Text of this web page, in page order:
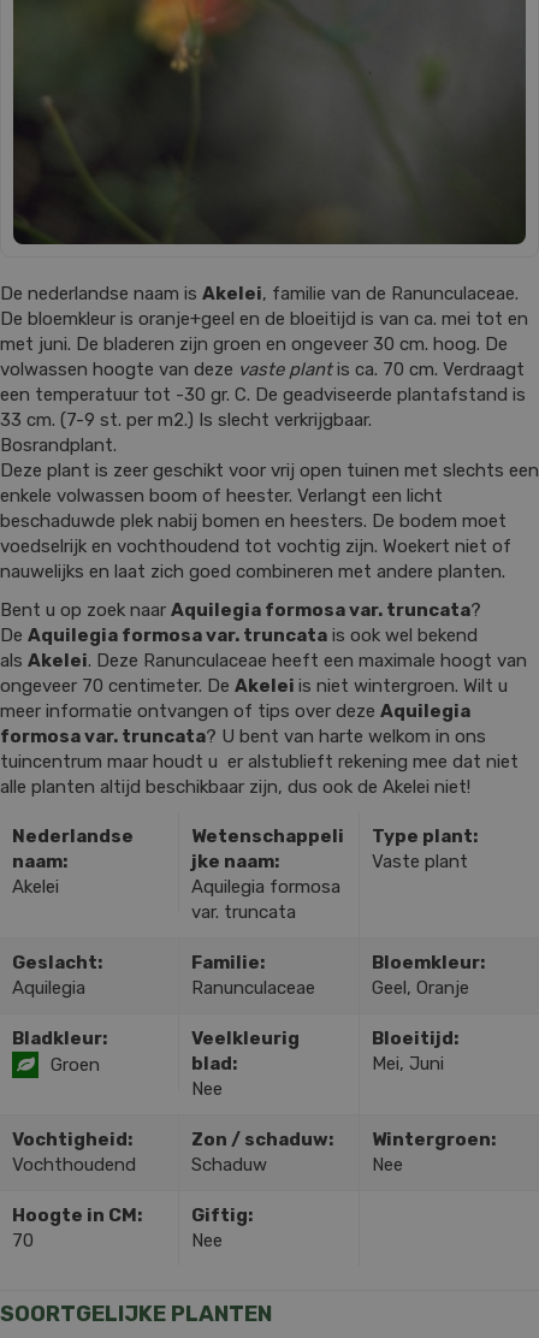
De nederlandse naam is Akelei, familie van de Ranunculaceae.
De bloemkleur is oranje+geel en de bloeitijd is van ca. mei tot en
met juni. De bladeren zijn groen en ongeveer 30 cm. hoog. De
volwassen hoogte van deze vaste plantis ca. 70 cm. Verdraagt
een temperatuur tot -30 gr. C. De geadviseerde plantafstand is
33 cm. (7-9 st. per m2.) Is slecht verkrijgbaar.
Bosrandplant.
Deze plant is zeer geschikt voor vrij open tuinen met slechts een
enkele volwassen boom of heester. Verlangt een licht
beschaduwde plek nabij bomen en heesters. De bodem moet
voedselrijk en vochthoudend tot vochtig zijn. Woekert niet of
nauwelijks en laat zich goed combineren met andere planten.
Bent u op zoek naar Aquilegia formosa var. truncata?
De Aquilegia formosa var. truncata is ook wel bekend
als Akelei. Deze Ranunculaceae heeft een maximale hoogt van
ongeveer 70 centimeter. De Akelei is niet wintergroen. Wilt u
meer informatie ontvangen of tips over deze Aquilegia
formosa var. truncata? U bent van harte welkom in ons
tuincentrum maar houdt u er alstublieft rekening mee dat niet
alle planten altijd beschikbaar zijn, dus ook de Akelei niet!
Nederlandse
naam:
Akelei
Wetenschappeli
jke naam:
Aquilegia formosa
var. truncata
Type plant:
Vaste plant
Geslacht:
Aquilegia
Familie:
Ranunculaceae
Bloemkleur:
Geel, Oranje
Bladkleur:
Groen
Veelkleurig
blad:
Nee
Bloeitijd:
Mei, Juni
Vochtigheid:
Vochthoudend
Zon / schaduw:
Schaduw
Wintergroen:
Nee
Hoogte in CM:
70
Giftig:
Nee
SOORTGELIJKE PLANTEN